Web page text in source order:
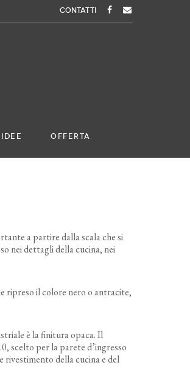
CONTATTI
OFFERTA
a partire dalla scala che si
nei dettagli della cucina, nei
ripreso il colore nero o antracite,
è la finitura opaca. Il
scelto per la parete d’ingresso
rivestimento della cucina e del